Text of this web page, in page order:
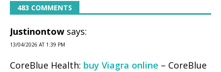
483 COMMENTS
Justinontow says:
13/04/2026 AT 1:39 PM
CoreBlue Health: buy Viagra online – CoreBlue